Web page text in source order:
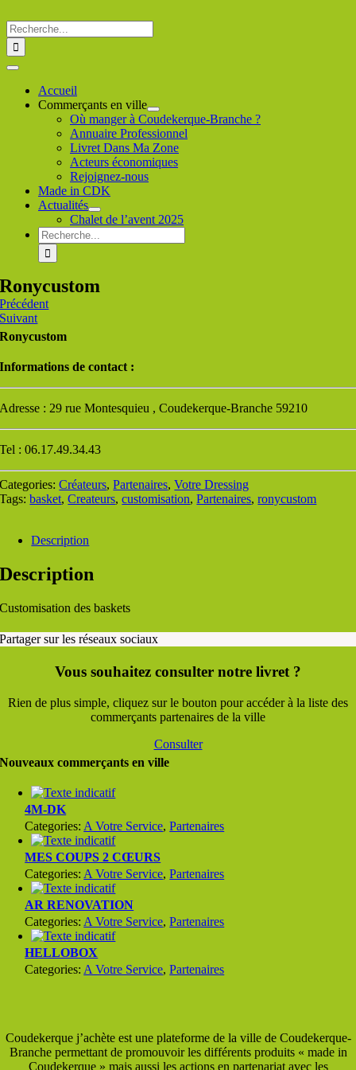
au
contenu
Rechercher
:
Toggle
NavigationAccueil
Commerçants en ville
Où manger à Coudekerque-Branche ?
Annuaire Professionnel
Livret Dans Ma Zone
Acteurs économiques
Rejoignez-nous
Made in CDK
Actualités
Chalet de l’avent 2025
Rechercher
:
Ronycustom
Précédent
Suivant
Ronycustom
Informations de contact :
Adresse : 29 rue Montesquieu , Coudekerque-Branche 59210
Tel : 06.17.49.34.43
Categories:Créateurs,Partenaires,Votre Dressing
Tags:basket,Createurs,customisation,Partenaires,ronycustom
Description
Description
Customisation des baskets
Partager sur les réseaux sociaux
Vous souhaitez consulter notre livret ?
Rien de plus simple, cliquez sur le bouton pour accéder à la liste des
commerçants partenaires de la ville
Consulter
Nouveaux commerçants en ville
4M-DK
Categories: A Votre Service,Partenaires
MES COUPS 2 CŒURS
Categories: A Votre Service,Partenaires
AR RENOVATION
Categories: A Votre Service,Partenaires
HELLOBOX
Categories: A Votre Service,Partenaires
Coudekerque j’achète est une plateforme de la ville de Coudekerque-
Branche permettant de promouvoir les différents produits « made in
Coudekerque » mais aussi les actions en partenariat avec les